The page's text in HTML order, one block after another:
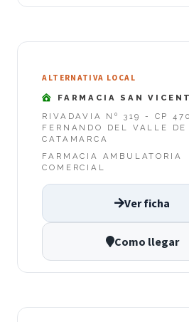
ALTERNATIVA LOCAL
FARMACIA SAN
RIVADAVIA Nº 319 - CP
FERNANDO DEL VALLE DE
CATAMARCA
FARMACIA AMBULATORIA
COMERCIAL
Ver ficha
Como llegar